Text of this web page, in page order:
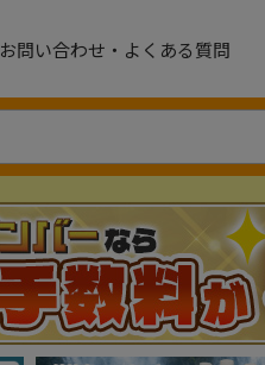
お問い合わせ・よくある質問